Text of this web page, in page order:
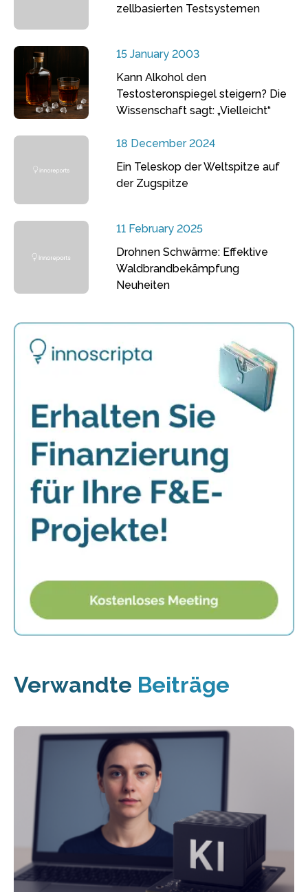
zellbasierten Testsystemen
15 January 2003
Kann Alkohol den
Testosteronspiegel steigern? Die
Wissenschaft sagt: „Vielleicht“
18 December 2024
Ein Teleskop der Weltspitze auf
der Zugspitze
11 February 2025
Drohnen Schwärme: Effektive
Waldbrandbekämpfung
Neuheiten
Verwandte Beiträge